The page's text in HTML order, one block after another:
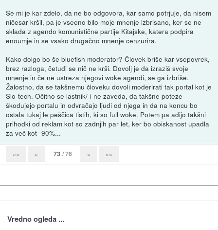
Se mi je kar zdelo, da ne bo odgovora, kar samo potrjuje, da nisem
ničesar kršil, pa je vseeno bilo moje mnenje izbrisano, ker se ne
sklada z agendo komunistične partije Kitajske, katera podpira
enoumje in se vsako drugačno mnenje cenzurira.
Kako dolgo bo še bluefish moderator? Človek briše kar vsepovrek,
brez razloga, četudi se nič ne krši. Dovolj je da izraziš svoje
mnenje in če ne ustreza njegovi woke agendi, se ga izbriše.
Žalostno, da se takšnemu človeku dovoli moderirati tak portal kot je
Slo-tech. Očitno se lastnik/-i ne zaveda, da takšne poteze
škodujejo portalu in odvračajo ljudi od njega in da na koncu bo
ostala tukaj le peščica tistih, ki so full woke. Potem pa adijo takšni
prihodki od reklam kot so zadnjih par let, ker bo obiskanost upadla
za več kot -90%...
«« « 73 / 76 » »»
Vredno ogleda ...